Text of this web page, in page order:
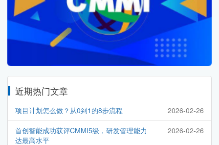
近期热门文章
项目计划怎么做？从0到1的8步流程 2026-02-26
首创智能成功获评CMMI5级，研发管理能力
达最高水平
2026-02-26